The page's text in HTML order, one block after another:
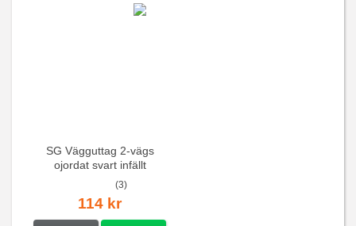
SG Vägguttag 2-vägs
ojordat svart infällt
16A/250V
(3)
114 kr